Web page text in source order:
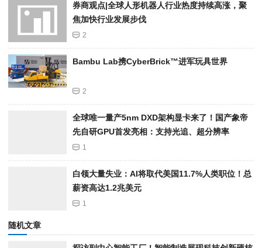
券商观点|全球人形机器人行业热度持续高涨，聚
焦加快行业发展步伐
2
Bambu Lab携Cyber​​Brick™进军玩具世界
2
全球唯一量产5nm DXD架构显卡来了！国产象帝
先自研GPU首发亮相：支持光追、超分辨率
1
白领大量失业：AI将取代美国11.7%人类职位！总
薪资高达1.2兆美元
1
随机文章